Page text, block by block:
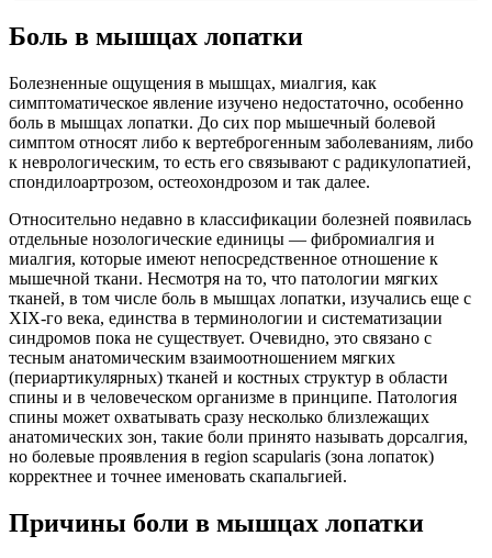
Боль в мышцах лопатки
Болезненные ощущения в мышцах, миалгия, как
симптоматическое явление изучено недостаточно, особенно
боль в мышцах лопатки. До сих пор мышечный болевой
симптом относят либо к вертеброгенным заболеваниям, либо
к неврологическим, то есть его связывают с радикулопатией,
спондилоартрозом, остеохондрозом и так далее.
Относительно недавно в классификации болезней появилась
отдельные нозологические единицы — фибромиалгия и
миалгия, которые имеют непосредственное отношение к
мышечной ткани. Несмотря на то, что патологии мягких
тканей, в том числе боль в мышцах лопатки, изучались еще с
XIX-го века, единства в терминологии и систематизации
синдромов пока не существует. Очевидно, это связано с
тесным анатомическим взаимоотношением мягких
(периартикулярных) тканей и костных структур в области
спины и в человеческом организме в принципе. Патология
спины может охватывать сразу несколько близлежащих
анатомических зон, такие боли принято называть дорсалгия,
но болевые проявления в region scapularis (зона лопаток)
корректнее и точнее именовать скапальгией.
Причины боли в мышцах лопатки